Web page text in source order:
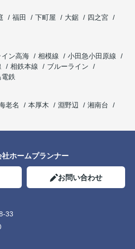
福田 下町屋 大鋸
四之宮
ン高海 相模線
小田急小田原線
相鉄本線
ブルーライン
鉄
老名 本厚木 淵野辺
湘南台
社ホームプランナー
お問い合わせ
33